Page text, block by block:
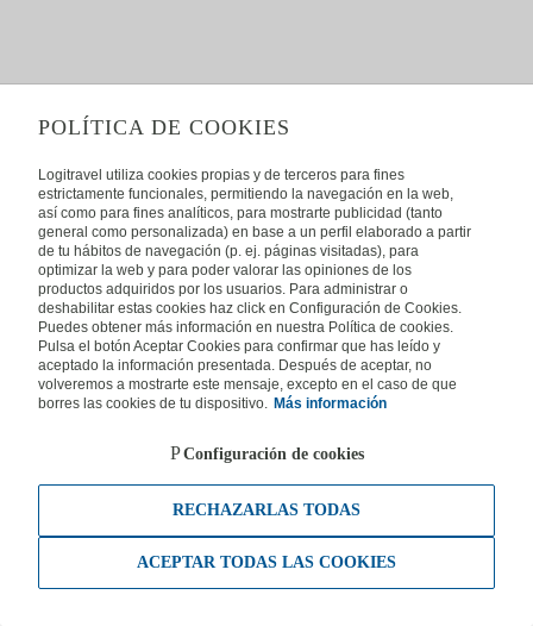
POLÍTICA DE COOKIES
Logitravel utiliza cookies propias y de terceros para fines
estrictamente funcionales, permitiendo la navegación en la web,
así como para fines analíticos, para mostrarte publicidad (tanto
general como personalizada) en base a un perfil elaborado a partir
de tu hábitos de navegación (p. ej. páginas visitadas), para
optimizar la web y para poder valorar las opiniones de los
productos adquiridos por los usuarios. Para administrar o
deshabilitar estas cookies haz click en Configuración de Cookies.
Puedes obtener más información en nuestra Política de cookies.
Pulsa el botón Aceptar Cookies para confirmar que has leído y
aceptado la información presentada. Después de aceptar, no
volveremos a mostrarte este mensaje, excepto en el caso de que
borres las cookies de tu dispositivo. Más información
Configuración de cookies
RECHAZARLAS TODAS
ACEPTAR TODAS LAS COOKIES